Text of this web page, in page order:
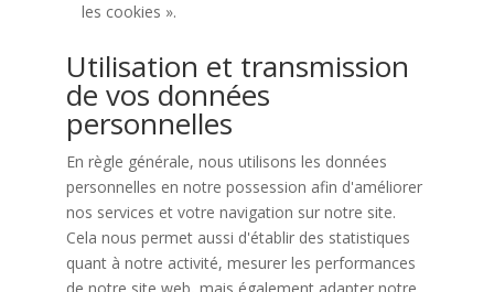
les cookies ».
Utilisation et transmission
de vos données
personnelles
En règle générale, nous utilisons les données
personnelles en notre possession afin d'améliorer
nos services et votre navigation sur notre site.
Cela nous permet aussi d'établir des statistiques
quant à notre activité, mesurer les performances